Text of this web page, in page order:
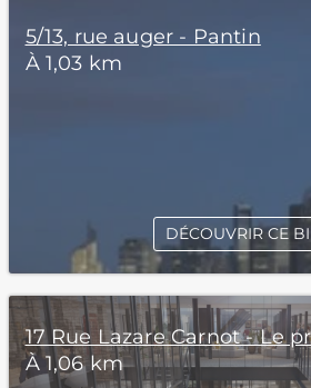
5/13, rue auger - Pantin
À 1,03 km
DÉCOUVRIR CE
17 Rue Lazare Carnot - Le
À 1,06 km